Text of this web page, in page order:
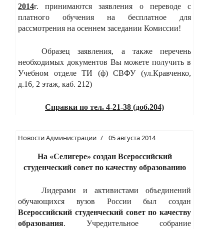
2014г. принимаются заявления о переводе с
платного обучения на бесплатное для
рассмотрения на осеннем заседании Комиссии!
Образец заявления, а также перечень
необходимых документов Вы можете получить в
Учебном отделе ТИ (ф) СВФУ (ул.Кравченко,
д.16, 2 этаж, каб. 212)
Справки по тел. 4-21-38 (доб.204)
Новости Администрации 05 августа 2014
На «Селигере» создан Всероссийский
студенческий совет по качеству образованию
Лидерами и активистами объединений
обучающихся вузов России был создан
Всероссийский студенческий совет по качеству
образования. Учредительное собрание